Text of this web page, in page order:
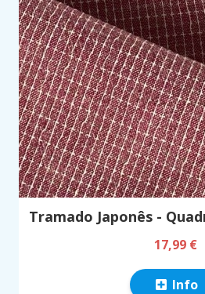
Tramado Japonês -
17,99 €
Info